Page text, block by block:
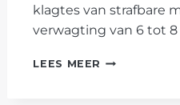
klagtes van strafbare
verwagting van 6 tot 8
LEES MEER VERVOLGING